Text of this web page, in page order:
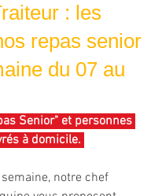
: les
repas senior
du 07 au
Senior" et personnes
à domicile.
notre chef